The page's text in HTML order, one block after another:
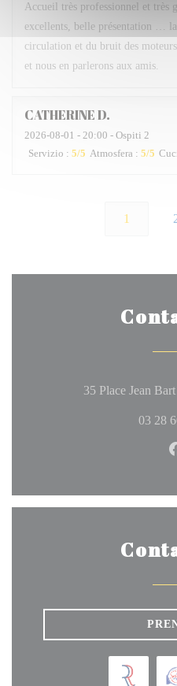
Accueil très professionnel et très
excellents, belle présentation …
circulation et du bruit des
et nous en parlerons aux amis.
CATHERINED
2026-08-01 - 20:00 - Ospiti 2
Servizio : 5/5 Atmosfera : 5/5
1
35 Place Jean
03 28